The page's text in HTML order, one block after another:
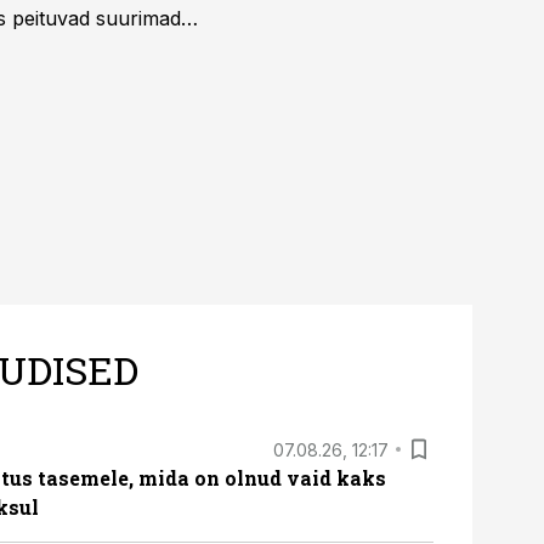
peituvad suurimad
07.08.26, 12:17
tasemele, mida on olnud vaid kaks